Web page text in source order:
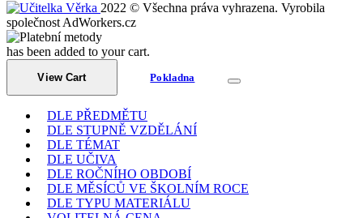
2022 © Všechna práva vyhrazena. Vyrobila
společnost AdWorkers.cz
has been added to your cart.
View Cart Pokladna
DLE PŘEDMĚTU
DLE STUPNĚ VZDĚLÁNÍ
DLE TÉMAT
DLE UČIVA
DLE ROČNÍHO OBDOBÍ
DLE MĚSÍCŮ VE ŠKOLNÍM ROCE
DLE TYPU MATERIÁLU